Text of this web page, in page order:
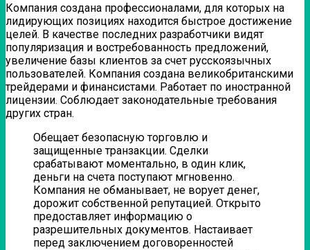
Компания создана профессионалами, для которых на
лидирующих позициях находится быстрое достижение
целей. В качестве последних разработчики видят
популяризация и востребованность предложений,
увеличение базы клиентов за счет русскоязычных
пользователей. Компания создана великобританскими
трейдерами и финансистами. Работает по иностранной
лицензии. Соблюдает законодательные требования
других стран.
Обещает безопасную торговлю и
защищенные транзакции. Сделки
срабатывают моментально, в один клик,
деньги на счета поступают мгновенно.
Компания не обманывает, не ворует денег,
дорожит собственной репутацией. Открыто
предоставляет информацию о
разрешительных документов. Настаивает
перед заключением договоренностей